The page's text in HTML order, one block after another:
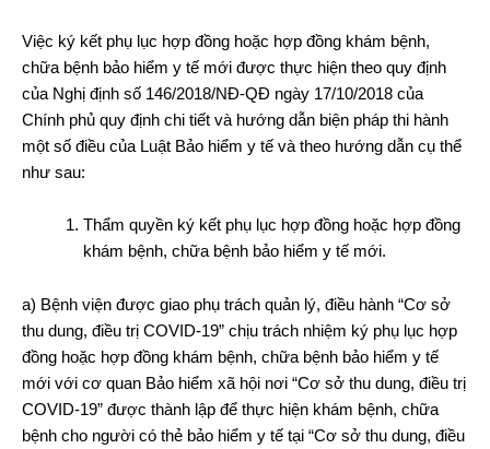
Việc ký kết phụ lục hợp đồng hoặc hợp đồng khám bệnh,
chữa bệnh bảo hiểm y tế mới được thực hiện theo quy định
của Nghị định số 146/2018/NĐ-QĐ ngày 17/10/2018 của
Chính phủ quy định chi tiết và hướng dẫn biện pháp thi hành
một số điều của Luật Bảo hiểm y tế và theo hướng dẫn cụ thể
như sau:
Thẩm quyền ký kết phụ lục hợp đồng hoặc hợp đồng
khám bệnh, chữa bệnh bảo hiểm y tế mới.
a) Bệnh viện được giao phụ trách quản lý, điều hành “Cơ sở
thu dung, điều trị COVID-19” chịu trách nhiệm ký phụ lục hợp
đồng hoặc hợp đồng khám bệnh, chữa bệnh bảo hiểm y tế
mới với cơ quan Bảo hiểm xã hội nơi “Cơ sở thu dung, điều trị
COVID-19” được thành lập để thực hiện khám bệnh, chữa
bệnh cho người có thẻ bảo hiểm y tế tại “Cơ sở thu dung, điều